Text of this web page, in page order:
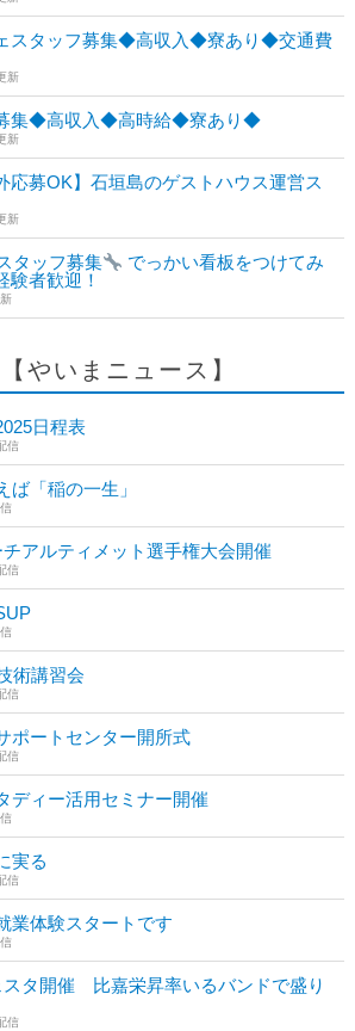
スタッフ募集◆高収入◆寮あり◆交通費
新
集◆高収入◆高時給◆寮あり◆
新
応募OK】石垣島のゲストハウス運営ス
新
タッフ募集
でっかい看板をつけてみ
者歓迎！
やいまニュース】
日程表
信
ば「稲の一生」
アルティメット選手権大会開催
信
術講習会
信
ポートセンター開所式
信
ディー活用セミナー開催
実る
信
業体験スタートです
スタ開催 比嘉栄昇率いるバンドで盛り
信